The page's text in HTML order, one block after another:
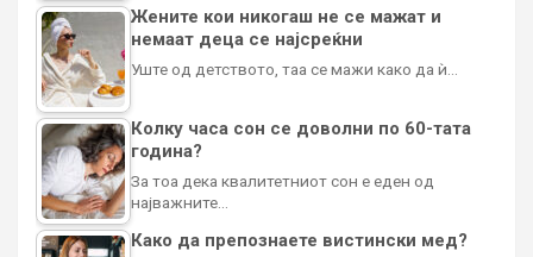
Жените кои никогаш не се мажат и
немаат деца се најсреќни
Уште од детството, таа се мажи како да ѝ…
Колку часа сон се доволни по 60-тата
година?
За тоа дека квалитетниот сон е еден од
најважните…
Како да препознаете вистински мед?